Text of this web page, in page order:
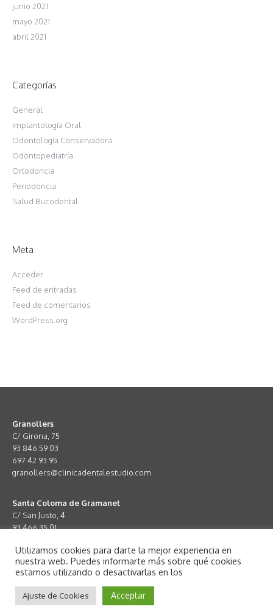
junio 2021
mayo 2021
abril 2021
Categorías
General
Implantología Oral
Odontología Conservadora
Odontopediatría
Ortodoncia
Periodoncia
Salud Bucodental
Meta
Acceder
Feed de entradas
Feed de comentarios
WordPress.org
Granollers
C/ Girona, 75
93 846 59 03
697 42 93 95
granollers@clinicadentalestudio.com
Santa Coloma de Gramanet
C/ San Justo, 4
93 466 35 01
santacoloma@clinicadentalestudio.com
Aviso legal·Política de Privacidad
Utilizamos cookies para darte la mejor experiencia en
nuestra web. Puedes informarte más sobre qué cookies
estamos utilizando o desactivarlas en los
Ajuste de Cookies Acceptar